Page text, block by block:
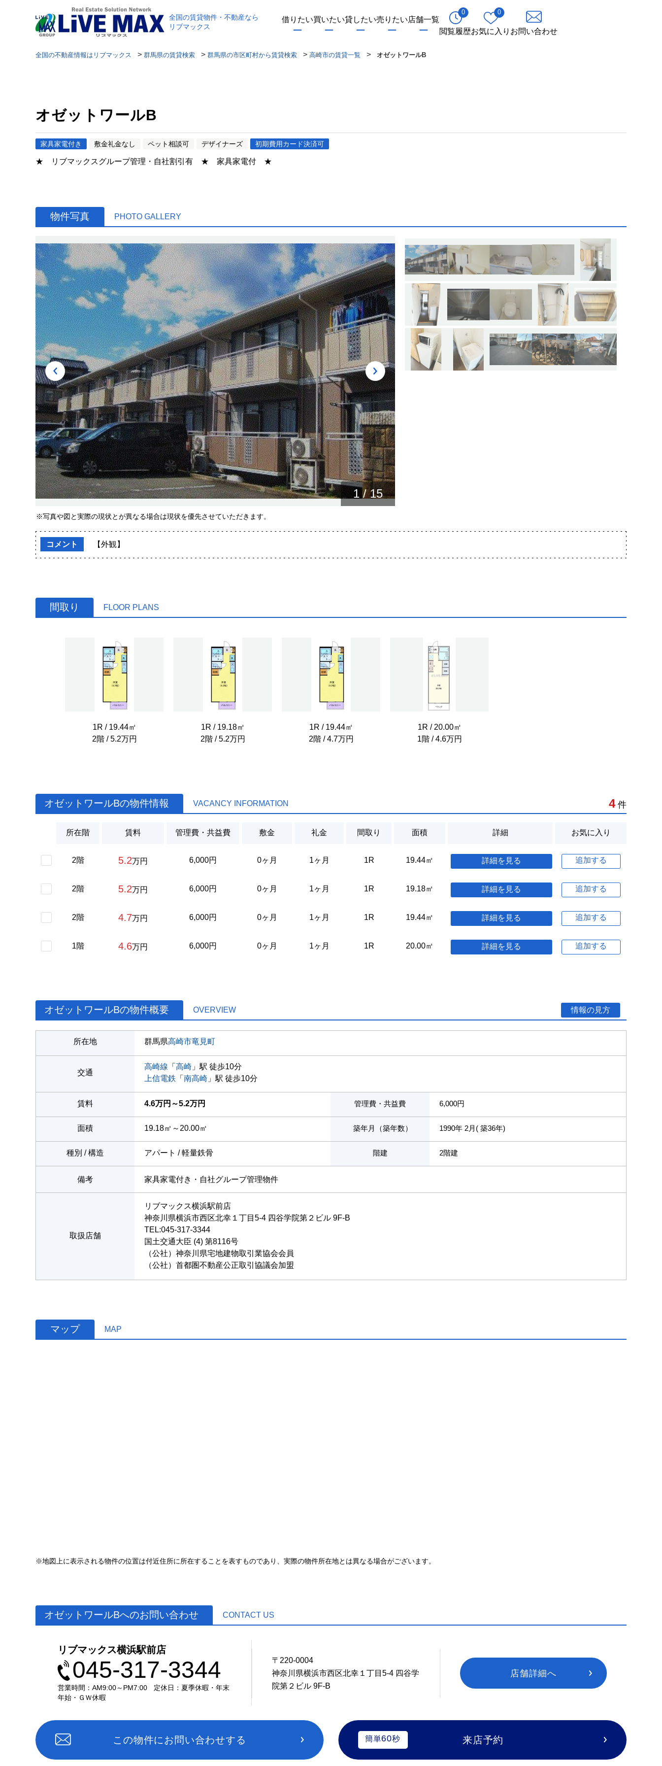
全国の賃貸物件・不動産なら
リブマックス
借りたい買いたい貸したい売りたい店舗一覧
0
閲覧履歴
0
お気に入り お問い合わせ
全国の不動産情報はリブマックス > 群馬県の賃貸検索 > 群馬県の市区町村から賃貸検索 > 高崎市の賃貸一覧 > オゼットワールB
オゼットワールB
家具家電付き 敷金礼金なし ペット相談可 デザイナーズ 初期費用カード決済可
★ リブマックスグループ管理・自社割引有 ★ 家具家電付 ★
物件写真 PHOTO GALLERY
1 /15
※写真や図と実際の現状とが異なる場合は現状を優先させていただきます。
コメント 【外観】
間取り FLOOR PLANS
1R / 19.44㎡
2階 / 5.2万円
1R / 19.18㎡
2階 / 5.2万円
1R / 19.44㎡
2階 / 4.7万円
1R / 20.00㎡
1階 / 4.6万円
オゼットワールBの物件情報 VACANCY INFORMATION 4 件
所在階 賃料 管理費・共益費 敷金 礼金 間取り 面積 詳細 お気に入り
2階 5.2万円 6,000円 0ヶ月 1ヶ月 1R 19.44㎡ 詳細を見る 追加する
2階 5.2万円 6,000円 0ヶ月 1ヶ月 1R 19.18㎡ 詳細を見る 追加する
2階 4.7万円 6,000円 0ヶ月 1ヶ月 1R 19.44㎡ 詳細を見る 追加する
1階 4.6万円 6,000円 0ヶ月 1ヶ月 1R 20.00㎡ 詳細を見る 追加する
オゼットワールBの物件概要 OVERVIEW 情報の見方
所在地 群馬県高崎市竜見町
交通
高崎線 「 高崎 」駅 徒歩10分
上信電鉄 「 南高崎 」駅 徒歩10分
賃料 4.6万円～5.2万円 管理費・共益費 6,000円
面積 19.18㎡～20.00㎡ 築年月（築年数） 1990年 2月( 築36年)
種別 / 構造 アパート / 軽量鉄骨 階建 2階建
備考 家具家電付き・自社グループ管理物件
取扱店舗
リブマックス横浜駅前店
神奈川県横浜市西区北幸１丁目5-4 四谷学院第２ビル 9F-B
TEL:045-317-3344
国土交通大臣 (4) 第8116号
（公社）神奈川県宅地建物取引業協会会員
（公社）首都圏不動産公正取引協議会加盟
マップ MAP
※地図上に表示される物件の位置は付近住所に所在することを表すものであり、実際の物件所在地とは異なる場合がございます。
オゼットワールBへのお問い合わせ CONTACT US
リブマックス横浜駅前店
045-317-3344
営業時間：AM9:00～PM7:00
定休日：夏季休暇・年末
年始・ＧＷ休暇
〒220-0004
神奈川県横浜市西区北幸１丁目5-4 四谷学
院第２ビル 9F-B
店舗詳細へ
この物件にお問い合わせする 簡単60秒 来店予約